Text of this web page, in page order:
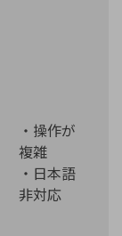
・操作が
複雑
・日本語
非対応